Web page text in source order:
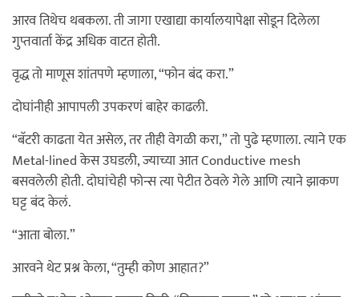
आरव तिथेच थबकला. ती जागा एखाद्या कार्यालयापेक्षा सोडून दिलेला
गुप्तवार्ता केंद्र अधिक वाटत होती.
वृद्ध तो माणूस शांतपणे म्हणाला, “फोन बंद करा.”
दोघांनीही आपापली उपकरणं बाहेर काढली.
“बॅटरी काढता येत असेल, तर तीही वेगळी करा,” तो पुढे म्हणाला. त्याने एक
Metal-lined केस उघडली, ज्याच्या आत Conductive mesh
बसवलेली होती. दोघांचेही फोन्स त्या पेटीत ठेवले गेले आणि त्याने झाकण
घट्ट बंद केलं.
“आता बोला.”
आरवने थेट प्रश्न केला, “तुम्ही कोण आहात?”